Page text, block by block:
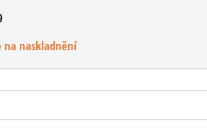
na naskladnění